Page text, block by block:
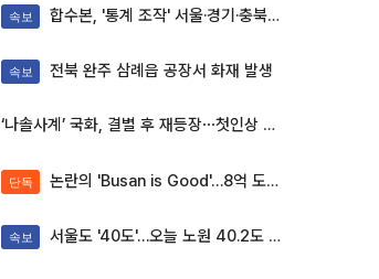
속보 합수본, '통계 조작' 서울·경기·충북 선관위 등 추가 압수수색
속보 전북 완주 삼례읍 공장서 화재 발생
‘나솔사계’ 국화, 결별 후 재등장⋯첫인상 투표 휩쓸고 ‘인기녀’ 등극
단독 논란의 'Busan is Good'…8억 도시브랜드, 용산 대통령실 CI 업체가 수행
속보 서울도 '40도'…오늘 노원 40.2도 기록